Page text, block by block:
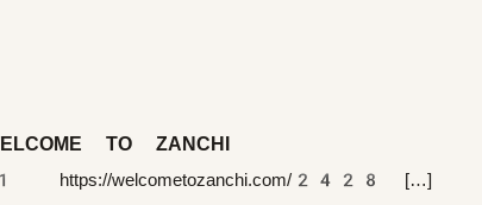
TO ZANCHI
https://welcometozanchi.com/2428 […]